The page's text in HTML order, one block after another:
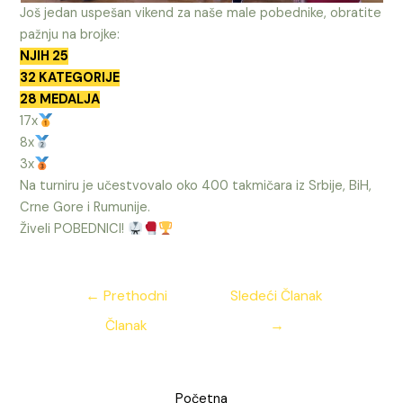
Još jedan uspešan vikend za naše male pobednike, obratite
pažnju na brojke:
NJIH 25
32 KATEGORIJE
28 MEDALJA
17x
8x
3x
Na turniru je učestvovalo oko 400 takmičara iz Srbije, BiH,
Crne Gore i Rumunije.
Živeli POBEDNICI!
← Prethodni
Članak
Sledeći Članak
→
Početna